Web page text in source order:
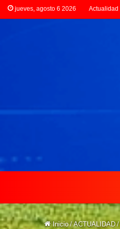
jueves, agosto 6 2026 Actualidad
Inicio / ACTUALIDAD /